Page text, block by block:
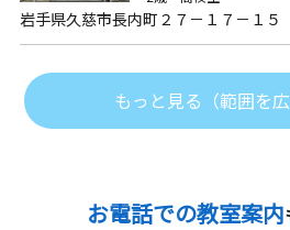
岩手県久慈市長内町２７－１７－１
もっと見る（範囲を広
お電話での教室案内